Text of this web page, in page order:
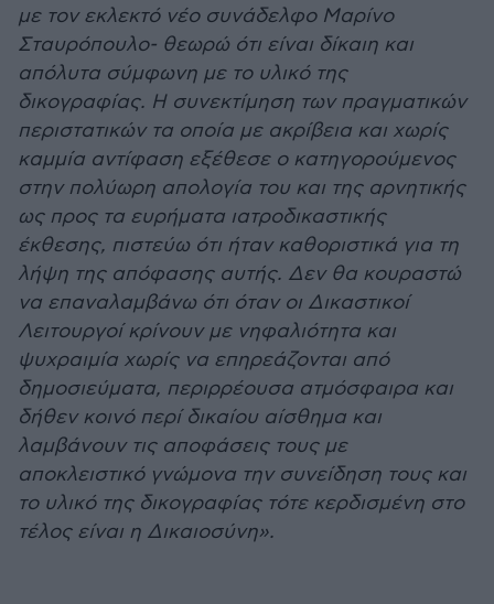
με τον εκλεκτό νέο συνάδελφο Μαρίνο
Σταυρόπουλο- θεωρώ ότι είναι δίκαιη και
απόλυτα σύμφωνη με το υλικό της
δικογραφίας. Η συνεκτίμηση των πραγματικών
περιστατικών τα οποία με ακρίβεια και χωρίς
καμμία αντίφαση εξέθεσε ο κατηγορούμενος
στην πολύωρη απολογία του και της αρνητικής
ως προς τα ευρήματα ιατροδικαστικής
έκθεσης, πιστεύω ότι ήταν καθοριστικά για τη
λήψη της απόφασης αυτής. Δεν θα κουραστώ
να επαναλαμβάνω ότι όταν οι Δικαστικοί
Λειτουργοί κρίνουν με νηφαλιότητα και
ψυχραιμία χωρίς να επηρεάζονται από
δημοσιεύματα, περιρρέουσα ατμόσφαιρα και
δήθεν κοινό περί δικαίου αίσθημα και
λαμβάνουν τις αποφάσεις τους με
αποκλειστικό γνώμονα την συνείδηση τους και
το υλικό της δικογραφίας τότε κερδισμένη στο
τέλος είναι η Δικαιοσύνη».